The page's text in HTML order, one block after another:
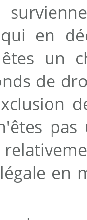
en
un
de
en